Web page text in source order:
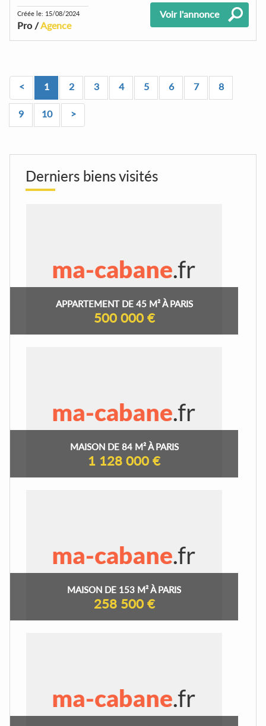
Créée le: 15/08/2024
Pro /Agence
Voir l'annonce
< 1 2 3 4 5 6 7 8
9 10 >
Derniers biens visités
APPARTEMENT DE 45 M² À PARIS
500 000 €
MAISON DE 84 M² À PARIS
1 128 000 €
MAISON DE 153 M² À PARIS
258 500 €